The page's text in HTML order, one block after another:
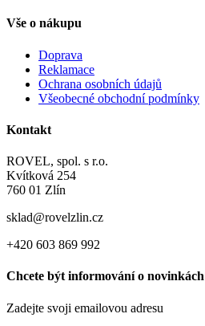
Vše o nákupu
Doprava
Reklamace
Ochrana osobních údajů
Všeobecné obchodní podmínky
Kontakt
ROVEL, spol. s r.o.
Kvítková 254
760 01 Zlín
sklad@rovelzlin.cz
+420 603 869 992
Chcete být informování o novinkách
Zadejte svoji emailovou adresu